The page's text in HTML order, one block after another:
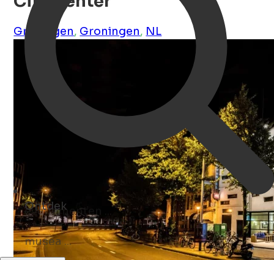
Ontdek
musea ...
Open Search
Groningen, Groningen, NL